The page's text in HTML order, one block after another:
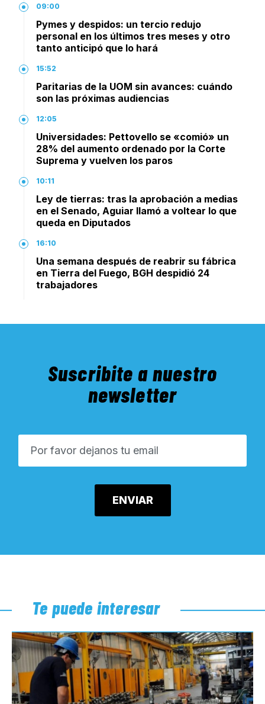
09:00
Pymes y despidos: un tercio redujo
personal en los últimos tres meses y otro
tanto anticipó que lo hará
15:52
Paritarias de la UOM sin avances: cuándo
son las próximas audiencias
12:05
Universidades: Pettovello se «comió» un
28% del aumento ordenado por la Corte
Suprema y vuelven los paros
10:11
Ley de tierras: tras la aprobación a medias
en el Senado, Aguiar llamó a voltear lo que
queda en Diputados
16:10
Una semana después de reabrir su fábrica
en Tierra del Fuego, BGH despidió 24
trabajadores
Suscribite a nuestro
newsletter
Te puede interesar